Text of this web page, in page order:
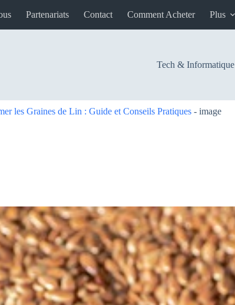
Partenariats Contact Comment Acheter Plus
Tech & Informatique
les Graines de Lin : Guide et Conseils Pratiques - image